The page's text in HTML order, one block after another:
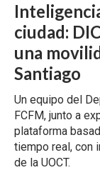
ciudad:
una
Santiago
Un equipo del
FCFM, junto a
plataforma
tiempo real, con
de la UOCT.